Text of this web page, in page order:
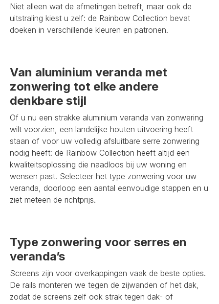
Niet alleen wat de afmetingen betreft, maar ook de
uitstraling kiest u zelf: de Rainbow Collection bevat
doeken in verschillende kleuren en patronen.
Van aluminium veranda met
zonwering tot elke andere
denkbare stijl
Of u nu een strakke aluminium veranda van zonwering
wilt voorzien, een landelijke houten uitvoering heeft
staan of voor uw volledig afsluitbare serre zonwering
nodig heeft: de Rainbow Collection heeft altijd een
kwaliteitsoplossing die naadloos bij uw woning en
wensen past. Selecteer het type zonwering voor uw
veranda, doorloop een aantal eenvoudige stappen en u
ziet meteen de richtprijs.
Type zonwering voor serres en
veranda’s
Screens zijn voor overkappingen vaak de beste opties.
De rails monteren we tegen de zijwanden of het dak,
zodat de screens zelf ook strak tegen dak- of